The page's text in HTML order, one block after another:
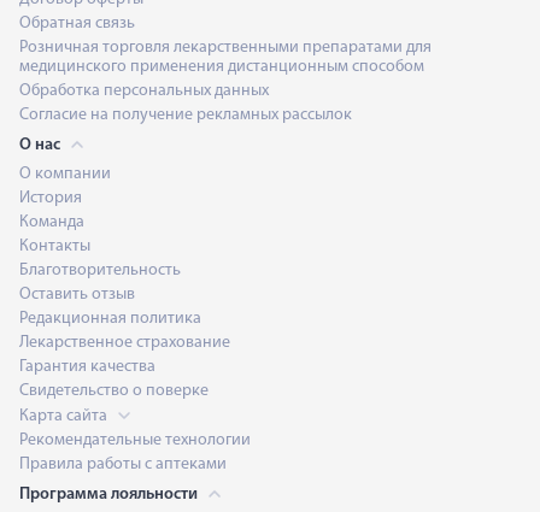
Обратная связь
Розничная торговля лекарственными препаратами для
медицинского применения дистанционным способом
Обработка персональных данных
Согласие на получение рекламных рассылок
О нас
О компании
История
Команда
Контакты
Благотворительность
Оставить отзыв
Редакционная политика
Лекарственное страхование
Гарантия качества
Свидетельство о поверке
Карта сайта
Рекомендательные технологии
Правила работы с аптеками
Программа лояльности